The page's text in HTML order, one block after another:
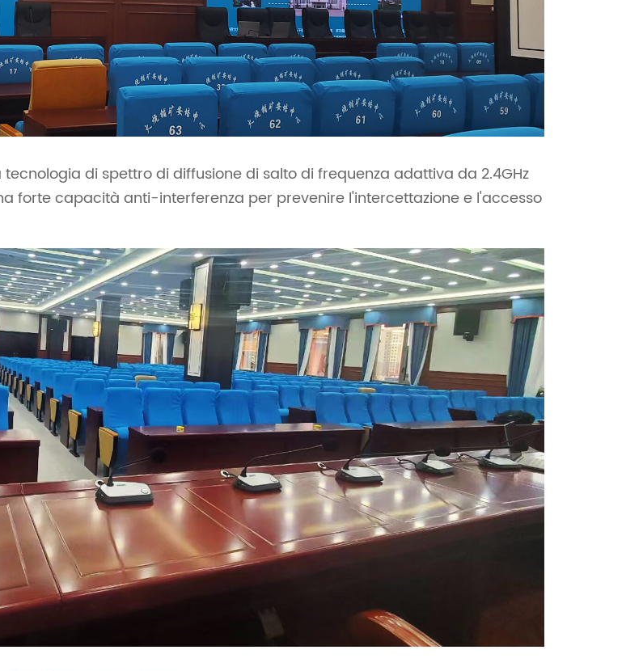
di spettro di diffusione di salto di frequenza adattiva da 2.4GHz
forte capacità anti-interferenza per prevenire l'intercettazione e l'accesso